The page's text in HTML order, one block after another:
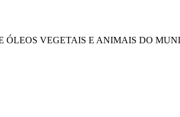
VEGETAIS E ANIMAIS DO